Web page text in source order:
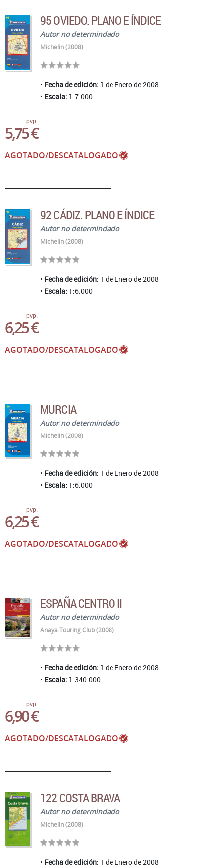
95 OVIEDO. PLANO E ÍNDICE
Autor no determindado
Michelin (2008)
Fecha de edición: 1 de Enero de 2008
Escala: 1:7.000
pvp.
5,75 €
AGOTADO/DESCATALOGADO
92 CÁDIZ. PLANO E ÍNDICE
Autor no determindado
Michelin (2008)
Fecha de edición: 1 de Enero de 2008
Escala: 1:6.000
pvp.
6,25 €
AGOTADO/DESCATALOGADO
MURCIA
Autor no determindado
Michelin (2008)
Fecha de edición: 1 de Enero de 2008
Escala: 1:6.000
pvp.
6,25 €
AGOTADO/DESCATALOGADO
ESPAÑA CENTRO II
Autor no determindado
Anaya Touring Club (2008)
Fecha de edición: 1 de Enero de 2008
Escala: 1:340.000
pvp.
6,90 €
AGOTADO/DESCATALOGADO
122 COSTA BRAVA
Autor no determindado
Michelin (2008)
Fecha de edición: 1 de Enero de 2008